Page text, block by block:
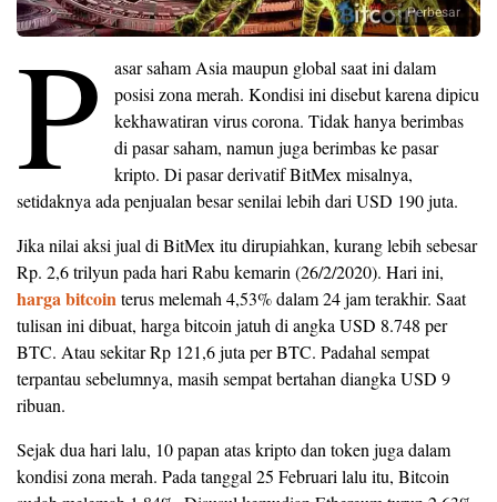
Perbesar
P
asar saham Asia maupun global saat ini dalam
posisi zona merah. Kondisi ini disebut karena dipicu
kekhawatiran virus corona. Tidak hanya berimbas
di pasar saham, namun juga berimbas ke pasar
kripto. Di pasar derivatif BitMex misalnya,
setidaknya ada penjualan besar senilai lebih dari USD 190 juta.
Jika nilai aksi jual di BitMex itu dirupiahkan, kurang lebih sebesar
Rp. 2,6 trilyun pada hari Rabu kemarin (26/2/2020). Hari ini,
harga bitcoin terus melemah 4,53% dalam 24 jam terakhir. Saat
tulisan ini dibuat, harga bitcoin jatuh di angka USD 8.748 per
BTC. Atau sekitar Rp 121,6 juta per BTC. Padahal sempat
terpantau sebelumnya, masih sempat bertahan diangka USD 9
ribuan.
Sejak dua hari lalu, 10 papan atas kripto dan token juga dalam
kondisi zona merah. Pada tanggal 25 Februari lalu itu, Bitcoin